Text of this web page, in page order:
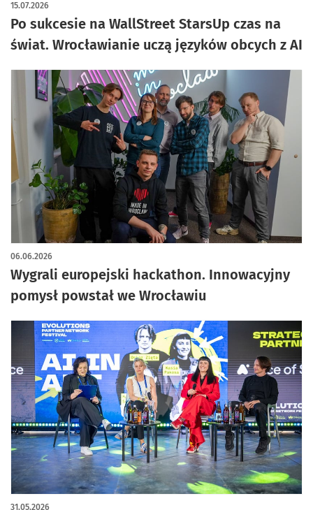
Po sukcesie na WallStreet StarsUp czas na
świat. Wrocławianie uczą języków obcych z AI
15.07.2026
Wygrali europejski hackathon. Innowacyjny
pomysł powstał we Wrocławiu
06.06.2026
31.05.2026